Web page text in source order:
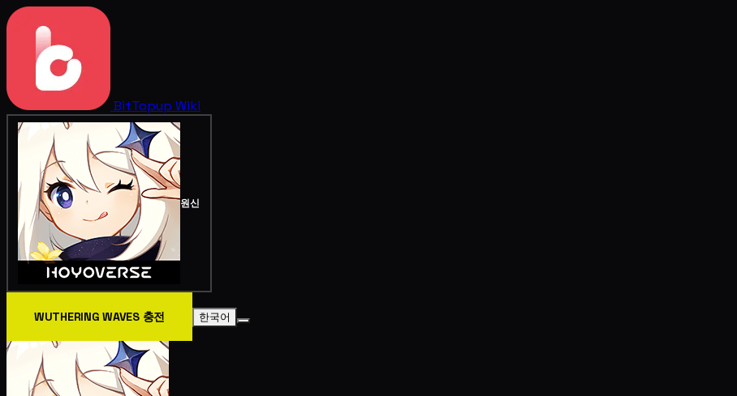
BitTopup Wiki
원신
WUTHERING WAVES 충전 한국어